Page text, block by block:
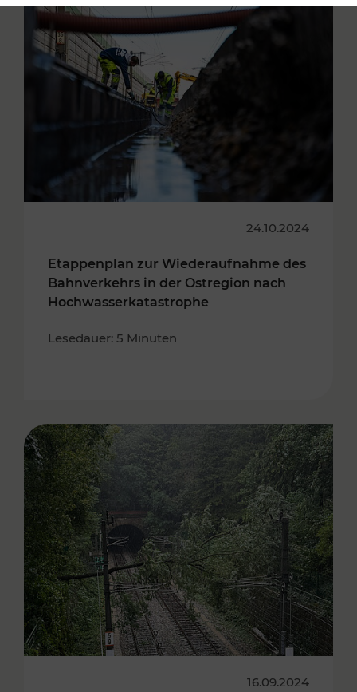
24.10.2024
Etappenplan zur Wiederaufnahme des
Bahnverkehrs in der Ostregion nach
Hochwasserkatastrophe
Lesedauer: 5 Minuten
16.09.2024